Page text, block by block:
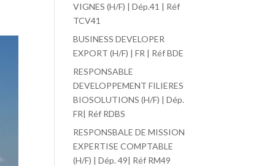
VIGNES (H/F) | Dép.41 | Réf
TCV41
BUSINESS DEVELOPER
EXPORT (H/F) | FR | Réf BDE
RESPONSABLE
DEVELOPPEMENT FILIERES
BIOSOLUTIONS (H/F) | Dép.
FR| Réf RDBS
RESPONSBALE DE MISSION
EXPERTISE COMPTABLE
(H/F) | Dép. 49| Réf RM49